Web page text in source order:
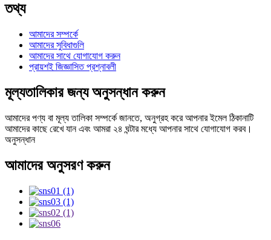
তথ্য
আমাদের সম্পর্কে
আমাদের সুবিধাগুলি
আমাদের সাথে যোগাযোগ করুন
প্রায়শই জিজ্ঞাসিত প্রশ্নাবলী
মূল্যতালিকার জন্য অনুসন্ধান করুন
আমাদের পণ্য বা মূল্য তালিকা সম্পর্কে জানতে, অনুগ্রহ করে আপনার ইমেল ঠিকানাটি
আমাদের কাছে রেখে যান এবং আমরা ২৪ ঘন্টার মধ্যে আপনার সাথে যোগাযোগ করব।
অনুসন্ধান
আমাদের অনুসরণ করুন